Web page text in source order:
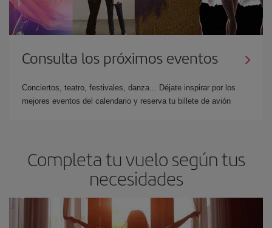
Consulta los próximos eventos
Conciertos, teatro, festivales, danza... Déjate inspirar por los
mejores eventos del calendario y reserva tu billete de avión
Completa tu vuelo según tus
necesidades